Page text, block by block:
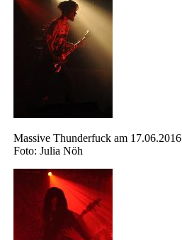
Massive Thunderfuck am
Foto: Julia Nöh